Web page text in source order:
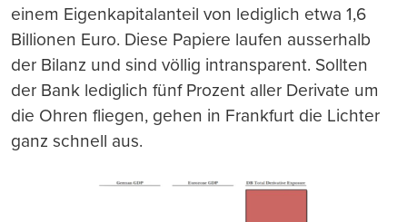
einem Eigenkapitalanteil von lediglich etwa 1,6
Billionen Euro. Diese Papiere laufen ausserhalb
der Bilanz und sind völlig intransparent. Sollten
der Bank lediglich fünf Prozent aller Derivate um
die Ohren fliegen, gehen in Frankfurt die Lichter
ganz schnell aus.